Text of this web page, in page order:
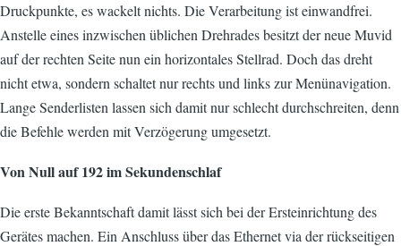
Druckpunkte, es wackelt nichts. Die Verarbeitung ist einwandfrei.
Anstelle eines inzwischen üblichen Drehrades besitzt der neue Muvid
auf der rechten Seite nun ein horizontales Stellrad. Doch das dreht
nicht etwa, sondern schaltet nur rechts und links zur Menünavigation.
Lange Senderlisten lassen sich damit nur schlecht durchschreiten, denn
die Befehle werden mit Verzögerung umgesetzt.
Von Null auf 192 im Sekundenschlaf
Die erste Bekanntschaft damit lässt sich bei der Ersteinrichtung des
Gerätes machen. Ein Anschluss über das Ethernet via der rückseitigen